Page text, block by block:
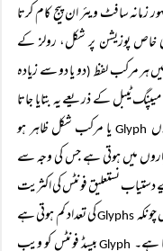
زمانہ سافٹ ویئر ان پیج کام کرتا
خاص پوزیشن پر شکل، رولز کے
ہر مرکب لفظ(دو یا دو سے زیادہ
ٹیبل کے ذریعے یہ بتایا جاتا
یا مرکب شکل ظاہر ہو
میں ہوتی ہے جس کی وجہ سے
نستعلیق فونٹس کی اکثریت
Glyphs
کی تعداد کم ہوتی ہے
ہے۔
بیسڈ فونٹس کو ویب